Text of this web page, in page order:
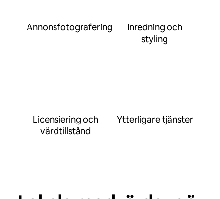
Annonsfotografering
Inredning och
styling
Licensiering och
värdtillstånd
Ytterligare tjänster